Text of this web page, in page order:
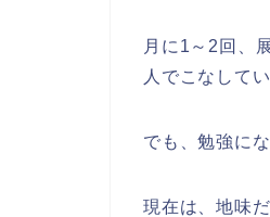
月に1～2回、
人でこなして
でも、勉強に
現在は、地味